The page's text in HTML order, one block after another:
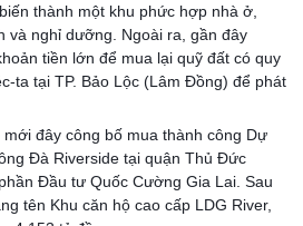
thành một khu phức hợp nhà ở,
và nghỉ dưỡng. Ngoài ra, gần đây
tiền lớn để mua lại quỹ đất có quy
ta tại TP. Bảo Lộc (Lâm Đồng) để phát
mới đây công bố mua thành công Dự
Đà Riverside tại quận Thủ Đức
Đầu tư Quốc Cường Gia Lai. Sau
tên Khu căn hộ cao cấp LDG River,